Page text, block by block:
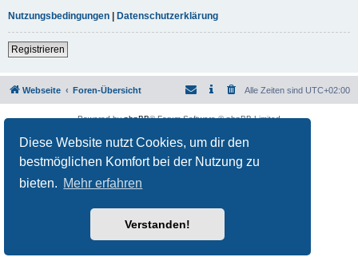
Diese Website nutzt Cookies, um dir den
bestmöglichen Komfort bei der Nutzung zu
bieten. Mehr erfahren
Verstanden!
Nutzungsbedingungen
Datenschutzerklärung
Registrieren
Webseite Foren-Übersicht Alle Zeiten sind UTC+02:00
Powered byphpBB® Forum Software © phpBB Limited
Datenschutz|Nutzungsbedingungen